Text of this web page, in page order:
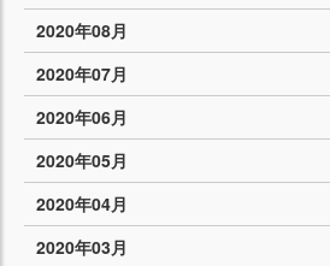
2020年08月
2020年07月
2020年06月
2020年05月
2020年04月
2020年03月